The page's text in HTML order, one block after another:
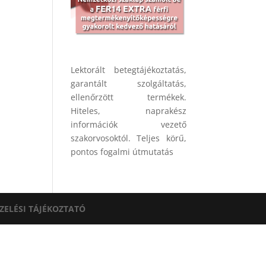
Lektorált betegtájékoztatás,
garantált szolgáltatás,
ellenőrzött termékek.
Hiteles, naprakész
információk vezető
szakorvosoktól. Teljes körű,
pontos fogalmi útmutatás
TÁJÉKOZTATÓ